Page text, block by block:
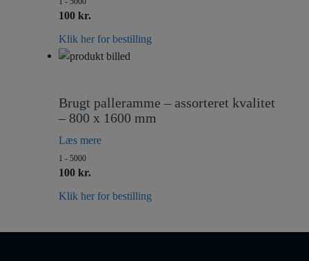
100 kr.
Klik her for bestilling
Brugt palleramme – assorteret kvalitet
– 800 x 1600 mm
Læs mere
1 - 5000
100 kr.
Klik her for bestilling